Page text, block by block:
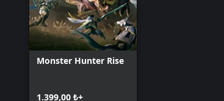
Monster Hunter Rise
1.399,00 ₺+